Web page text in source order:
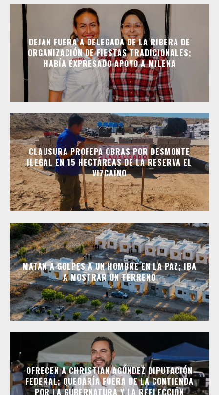
DEJAN FUERA A DELEGADA DE LA RIBERA DE
ORGANIZACIÓN DE FIESTAS TRADICIONALES;
HABÍA EXPRESADO APOYO A MILENA
CLAUSURA PROFEPA OBRAS POR DESMONTE
ILEGAL EN 15 HECTÁREAS DE LA RESERVA EL
VIZCAÍNO
MATAN A GOLPES A UN HOMBRE EN LA PAZ; IBA
A MOSTRAR UN TERRENO
OFRECEN A CHRISTIAN AGÚNDEZ DIPUTACIÓN
FEDERAL; QUEDARÍA FUERA DE LA CONTIENDA
POR LA GUBERNATURA Y LA REELECCIÓN